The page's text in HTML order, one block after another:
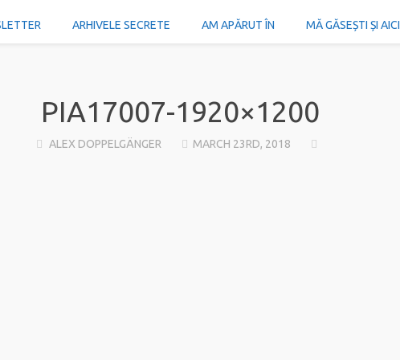
ARHIVELE SECRETE AM APĂRUT ÎN MĂ GĂSEȘTI ȘI AICI
PIA17007-1920×1200
ALEX DOPPELGÄNGER MARCH 23RD, 2018